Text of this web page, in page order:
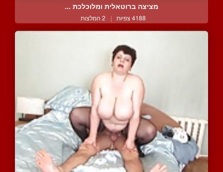
מציצה ברוטאלית ומלוכלכת ...
4188 צפיות | 2 המלצות